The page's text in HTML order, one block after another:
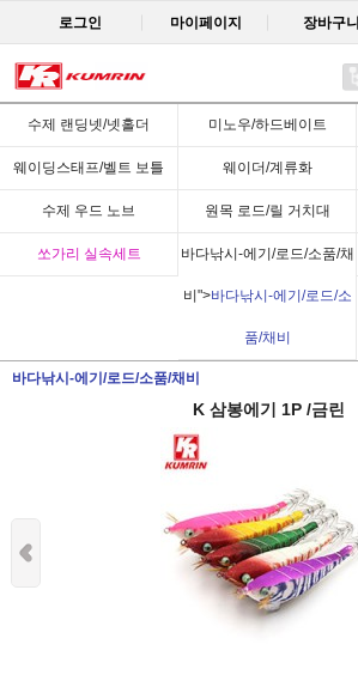
로그인 마이페이지 장바구니
수제 랜딩넷/넷홀더 미노우/하드베이트
웨이딩스태프/벨트 보틀 웨이더/계류화
수제 우드 노브 원목 로드/릴 거치대
쏘가리 실속세트 바다낚시-에기/로드/소품/채
비">바다낚시-에기/로드/소
품/채비
바다낚시-에기/로드/소품/채비
K 삼봉에기 1P /금린